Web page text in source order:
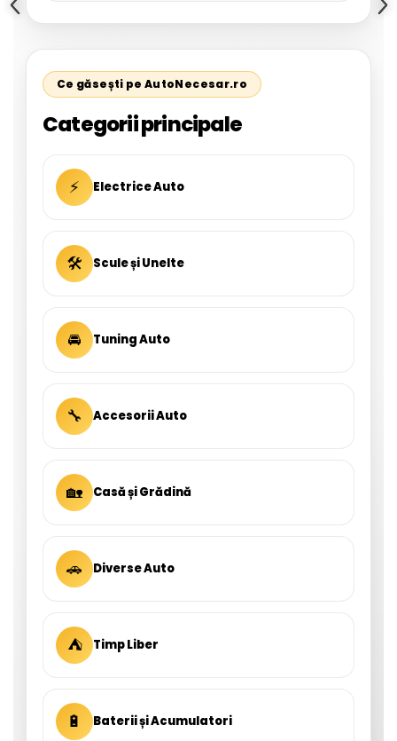
Ce găsești pe AutoNecesar.ro
Categorii principale
⚡ Electrice Auto
🛠 Scule și Unelte
🚘 Tuning Auto
🔧 Accesorii Auto
🏡 Casă și Grădină
🚗 Diverse Auto
⛺ Timp Liber
🔋 Baterii și Acumulatori